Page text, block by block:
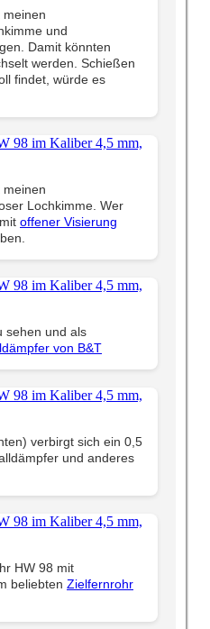
meinen
und
Damit könnten
werden. Schießen
findet, würde es
meinen
Lochkimme. Wer
offener Visierung
sehen und als
von B&T
verbirgt sich ein 0,5
und anderes
HW 98 mit
beliebten Zielfernrohr